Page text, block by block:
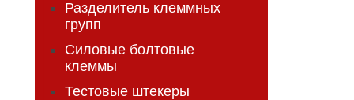
Разделитель клеммных
групп
Силовые болтовые
клеммы
Тестовые штекеры